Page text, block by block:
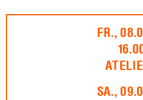
FR.,
SA.,